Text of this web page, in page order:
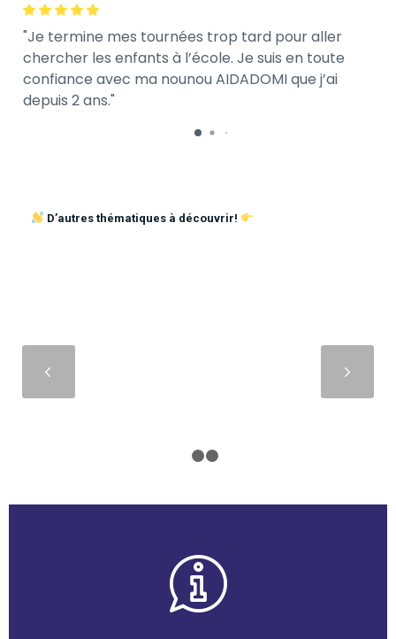
Je termine mes tournées trop tard pour aller
chercher les enfants à l’école. Je suis en toute
confiance avec ma nounou AIDADOMI que j’ai
depuis 2 ans.
D’autres thématiques à découvrir!